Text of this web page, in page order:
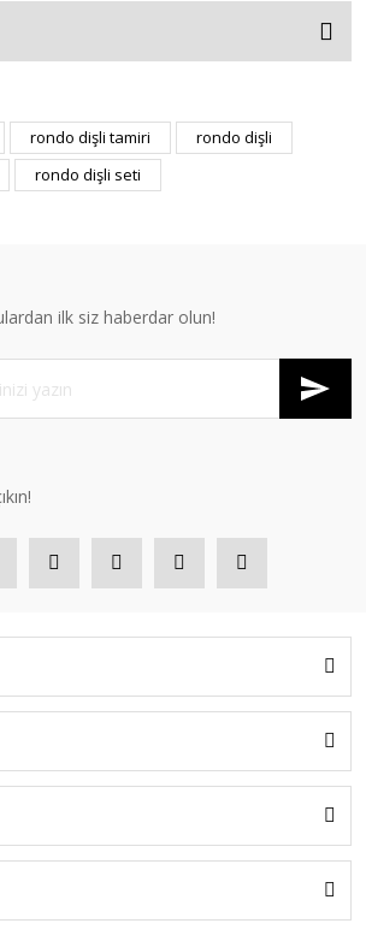
rondo dişli tamiri
rondo dişli
rondo dişli seti
ilk siz haberdar olun!